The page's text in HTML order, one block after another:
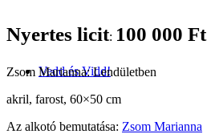
Vedd és Vidd!
Nyertes licit: 100 000 Ft
Zsom Marianna: Lendületben
akril, farost, 60×50 cm
Az alkotó bemutatása: Zsom Marianna